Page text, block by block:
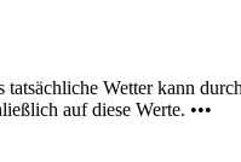
tatsächliche Wetter kann
auf diese Werte. •••